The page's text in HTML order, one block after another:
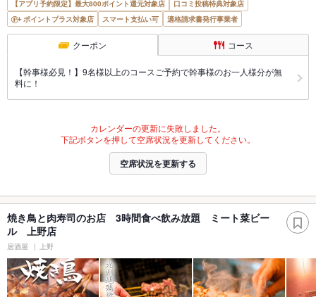
【アプリ予約限定】最大800ポイント還元対象店
口コミ投稿特典対象店
ポイントプラス対象店
スマート支払い可 適格請求書発行事業者
クーポン コース
【幹事様必見！】9名様以上のコースご予約で幹事様のお一人様分が無
料に！
カレンダーの更新に失敗しました。
下記ボタンを押して空席状況を更新してください。
空席状況を更新する
焼き鳥と肉寿司のお店 3時間食べ飲み放題 ミート菜ビー
ル 上野店
居酒屋 上野